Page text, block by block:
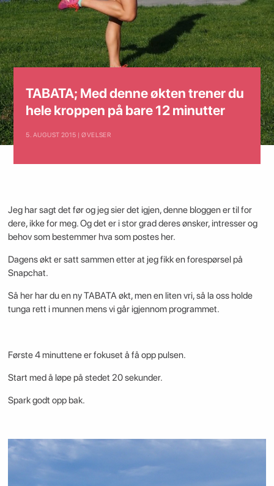
TABATA; Med denne økten trener du
hele kroppen på bare 12 minutter
5. AUGUST 2015 | ØVELSER
Jeg har sagt det før og jeg sier det igjen, denne bloggen er til for
dere, ikke for meg. Og det er i stor grad deres ønsker, intresser og
behov som bestemmer hva som postes her.
Dagens økt er satt sammen etter at jeg fikk en forespørsel på
Snapchat.
Så her har du en ny TABATA økt, men en liten vri, så la oss holde
tunga rett i munnen mens vi går igjennom programmet.
Første 4 minuttene er fokuset å få opp pulsen.
Start med å løpe på stedet 20 sekunder.
Spark godt opp bak.